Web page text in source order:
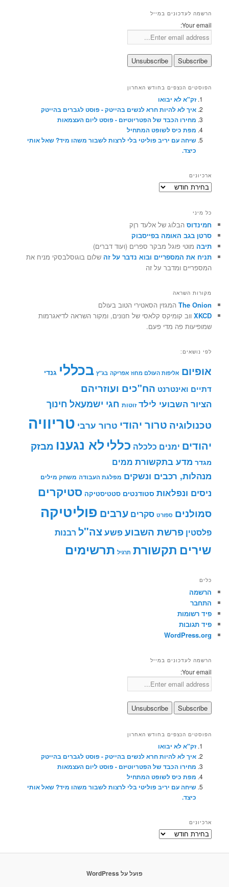
הרשמה לעדכונים במייל
Your email:
הפוסטים הנצפים בחודש האחרון
זק"א לא יבואו
איך לא להיות חרא לנשים בהייטק - פוסט לגברים בהייטק
מחירו הכבד של הפטריוטיזם - פוסט ליום העצמאות
מפת כיס לשופט המתחיל
שיחה עם יריב פוליטי בלי לרצות לשבור משהו מיד? שאל אותי
כיצד.
ארכיונים
ארכיונים
כל מיני
חמינדוס הבלוג של אלעד רוֶק
סרטן בגב האומה בפייסבוק
תיבה מוטי פוגל מבקר ספרים (ועוד דברים)
תניח את המספריים ובוא נדבר על זה שלום בוגוסלבסקי מניח את
המספריים ומדבר על זה
מקורות השראה
The Onion המגזין הסאטירי הטוב בעולם
XKCD ווב קומיקס קלאסי של חנונים, ומקור השראה לדיאגרמות
שמופיעות פה מדי פעם.
לפי נושאים:
אופיום אליפות העולם מחוז אפריקה בג"ץ בכללי גנדי
דתיים ואינטרנט הח"כים ועוזריהם
הציור השבועי לילד זוטות חגי ישמעאל חינוך
טכנולוגיה טרור יהודי טרור ערבי טריוויה
יהודים ימנים כלכלה כללי לא נגענו מבזק
מגדר מדע בתקשורת ממים
מנהלות, רכבים ונשקים מפלגת העבודה משחק מילים
ניסים ונפלאות סטודנטים סטטיסטיקה סטיקרים
סמולנים ספורט סקרים ערבים פוליטיקה
פלסטין פרשת השבועפשעצה"ל רבנות
שירים תקשורת תרגיל תרשימים
כלים
הרשמה
התחבר
פיד רשומות
פיד תגובות
WordPress.org
הרשמה לעדכונים במייל
Your email:
הפוסטים הנצפים בחודש האחרון
זק"א לא יבואו
איך לא להיות חרא לנשים בהייטק - פוסט לגברים בהייטק
מחירו הכבד של הפטריוטיזם - פוסט ליום העצמאות
מפת כיס לשופט המתחיל
שיחה עם יריב פוליטי בלי לרצות לשבור משהו מיד? שאל אותי
כיצד.
ארכיונים
ארכיונים
פועל על WordPress